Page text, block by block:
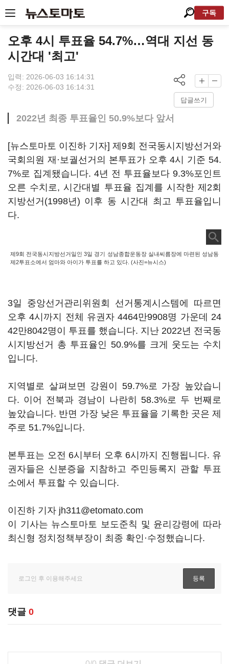
구독
오후 4시 투표율 54.7%…역대 지선 동
시간대 '최고'
입력: 2026-06-03 16:14:31
수정: 2026-06-03 16:14:31
답글쓰기
2022년 최종 투표율인 50.9%보다 앞서
[뉴스토마토 이진하 기자] 제9회 전국동시지방선거와
국회의원 재·보궐선거의 본투표가 오후 4시 기준 54.
7%로 집계됐습니다. 4년 전 투표율보다 9.3%포인트
오른 수치로, 시간대별 투표율 집계를 시작한 제2회
지방선거(1998년) 이후 동 시간대 최고 투표율입니
다.
제9회 전국동시지방선거일인 3일 경기 성남종합운동장 실내씨름장에 마련된 성남동
제2투표소에서 엄마와 아이가 투표를 하고 있다. (사진=뉴시스)
3일 중앙선거관리위원회 선거통계시스템에 따르면
오후 4시까지 전체 유권자 4464만9908명 가운데 24
42만8042명이 투표를 했습니다. 지난 2022년 전국동
시지방선거 총 투표율인 50.9%를 크게 웃도는 수치
입니다.
지역별로 살펴보면 강원이 59.7%로 가장 높았습니
다. 이어 전북과 경남이 나란히 58.3%로 두 번째로
높았습니다. 반면 가장 낮은 투표율을 기록한 곳은 제
주로 51.7%입니다.
본투표는 오전 6시부터 오후 6시까지 진행됩니다. 유
권자들은 신분증을 지참하고 주민등록지 관할 투표
소에서 투표할 수 있습니다.
이진하 기자 jh311@etomato.com
이 기사는 뉴스토마토 보도준칙 및 윤리강령에 따라
최신형 정치정책부장이 최종 확인·수정했습니다.
댓글 0